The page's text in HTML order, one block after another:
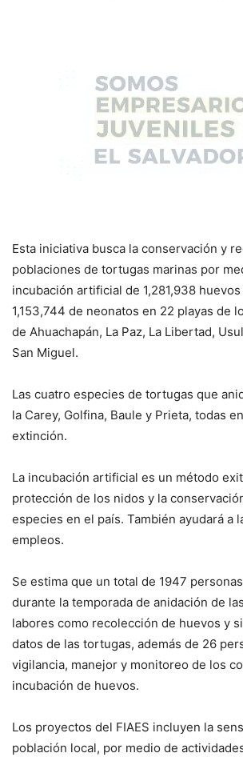
Esta iniciativa busca la conservación y
poblaciones de tortugas marinas por
incubación artificial de 1,281,938
1,153,744 de neonatos en 22 playas de
de Ahuachapán, La Paz, La Libertad,
San Miguel.
Las cuatro especies de tortugas que
la Carey, Golfina, Baule y Prieta, todas
extinción.
La incubación artificial es un método
protección de los nidos y la
especies en el país. También ayudará a
empleos.
Se estima que un total de 1947
durante la temporada de anidación de
labores como recolección de huevos y
datos de las tortugas, además de 26
vigilancia, manejor y monitoreo de los
incubación de huevos.
Los proyectos del FIAES incluyen la
población local, por medio de